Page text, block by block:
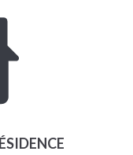
le Havre Curé-
travaille pour cet
me permet de
ce que
travail!